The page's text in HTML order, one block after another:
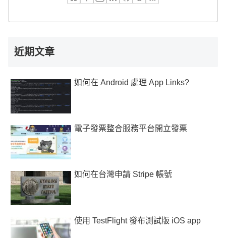
近期文章
如何在 Android 處理 App Links?
電子發票整合服務平台開立發票
如何在台灣申請 Stripe 帳號
使用 TestFlight 發布測試版 iOS app